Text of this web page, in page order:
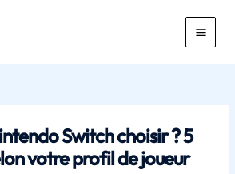
Main
Switch choisir ? 5
votre profil de joueur